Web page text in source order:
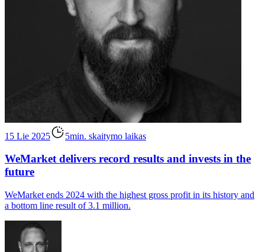
15 Lie 2025 5min. skaitymo laikas
WeMarket delivers record results and invests in the
future
WeMarket ends 2024 with the highest gross profit in its history and
a bottom line result of 3.1 million.